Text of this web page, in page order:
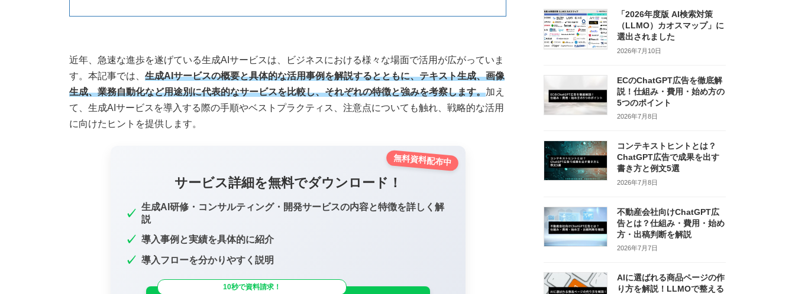
近年、急速な進歩を遂げている生成AIサービスは、ビジネスにおける様々な場面で活用が広がっていま
す。本記事では、 生成AIサービスの概要と具体的な活用事例を解説するとともに、テキスト生成、画像
生成、業務自動化など用途別に代表的なサービスを比較し、それぞれの特徴と強みを考察します。加え
て、生成AIサービスを導入する際の手順やベストプラクティス、注意点についても触れ、戦略的な活用
に向けたヒントを提供します。
無料資料配布中
サービス詳細を無料でダウンロード！
✓ 生成AI研修・コンサルティング・開発サービスの内容と特徴を詳しく解
説
✓ 導入事例と実績を具体的に紹介
✓ 導入フローを分かりやすく説明
10秒で資料請求！
「2026年度版 AI検索対策
（LLMO）カオスマップ」に
選出されました
2026年7月10日
ECのChatGPT広告を徹底解
説！仕組み・費用・始め方の
5つのポイント
2026年7月8日
コンテキストヒントとは？
ChatGPT広告で成果を出す
書き方と例文5選
2026年7月8日
不動産会社向けChatGPT広
告とは？仕組み・費用・始め
方・出稿判断を解説
2026年7月7日
AIに選ばれる商品ページの作
り方を解説！LLMOで整える